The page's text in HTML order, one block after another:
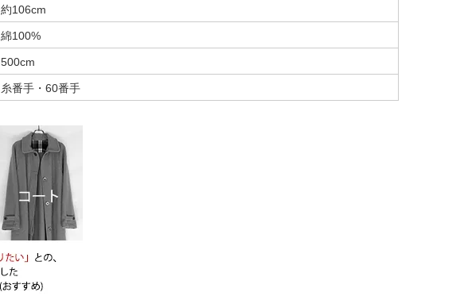
約106cm
綿100%
500cm
糸番手・60番手